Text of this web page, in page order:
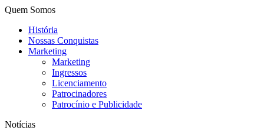
Quem Somos
História
Nossas Conquistas
Marketing
Marketing
Ingressos
Licenciamento
Patrocinadores
Patrocínio e Publicidade
Notícias